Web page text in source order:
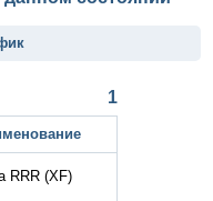
1
RRR (XF)